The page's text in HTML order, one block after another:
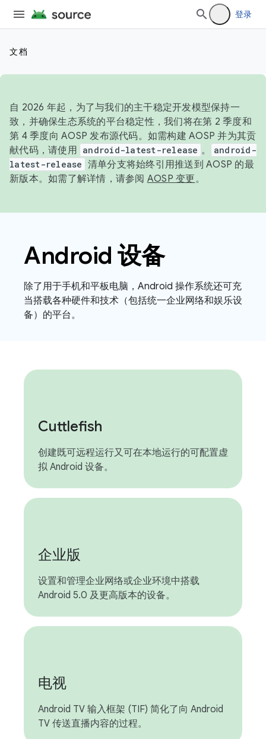
登录
文档
自 2026 年起，为了与我们的主干稳定开发模型保持一
致，并确保生态系统的平台稳定性，我们将在第 2 季度和
第 4 季度向 AOSP 发布源代码。如需构建 AOSP 并为其贡
献代码，请使用 android-latest-release 。
android-
latest-release 清单分支将始终引用推送到 AOSP 的最
新版本。如需了解详情，请参阅 AOSP 变更。
Android 设备
除了用于手机和平板电脑，Android 操作系统还可充
当搭载各种硬件和技术（包括统一企业网络和娱乐设
备）的平台。
Cuttlefish
创建既可远程运行又可在本地运行的可配置虚
拟 Android 设备。
企业版
设置和管理企业网络或企业环境中搭载
Android 5.0 及更高版本的设备。
电视
Android TV 输入框架 (TIF) 简化了向 Android
TV 传送直播内容的过程。